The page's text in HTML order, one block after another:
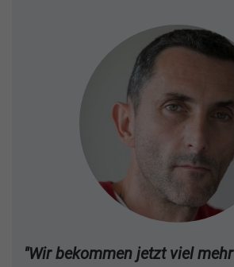
"Wir bekommen jetzt viel mehr